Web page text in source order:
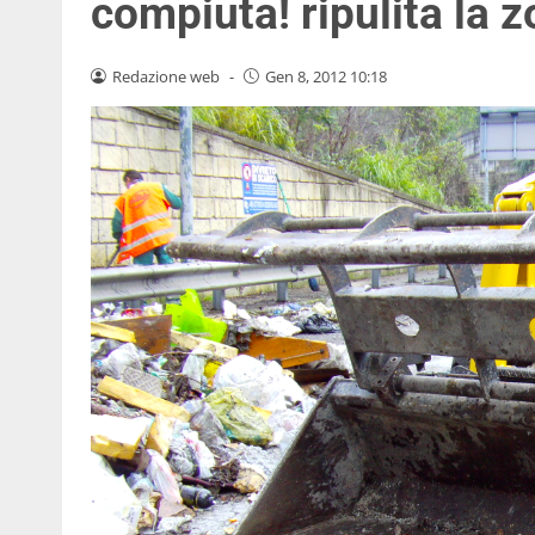
compiuta! ripulita la
Redazione web - Gen 8, 2012 10:18